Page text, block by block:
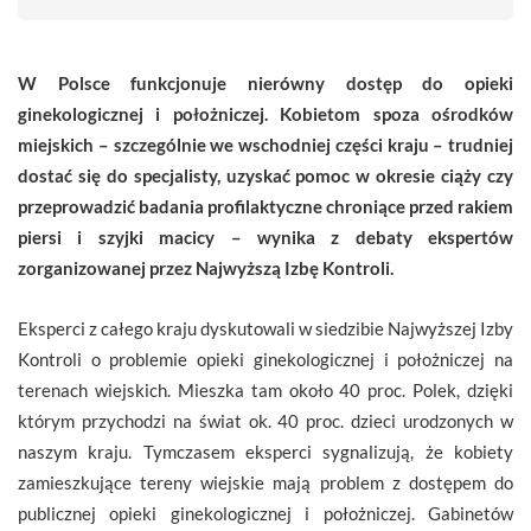
W Polsce funkcjonuje nierówny dostęp do opieki
ginekologicznej i położniczej. Kobietom spoza ośrodków
miejskich – szczególnie we wschodniej części kraju – trudniej
dostać się do specjalisty, uzyskać pomoc w okresie ciąży czy
przeprowadzić badania profilaktyczne chroniące przed rakiem
piersi i szyjki macicy – wynika z debaty ekspertów
zorganizowanej przez Najwyższą Izbę Kontroli.
Eksperci z całego kraju dyskutowali w siedzibie Najwyższej Izby
Kontroli o problemie opieki ginekologicznej i położniczej na
terenach wiejskich. Mieszka tam około 40 proc. Polek, dzięki
którym przychodzi na świat ok. 40 proc. dzieci urodzonych w
naszym kraju. Tymczasem eksperci sygnalizują, że kobiety
zamieszkujące tereny wiejskie mają problem z dostępem do
publicznej opieki ginekologicznej i położniczej. Gabinetów